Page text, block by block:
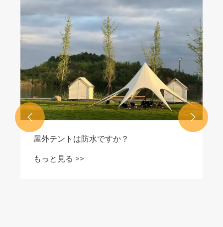
屋外テントは防水ですか？
もっと見る >>
 